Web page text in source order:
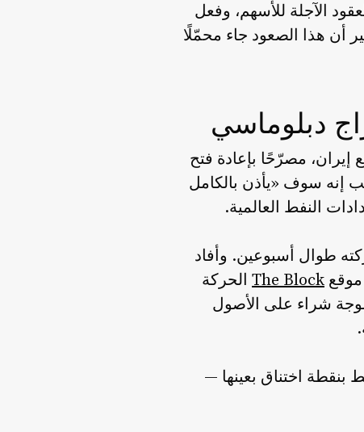
الآجلة للأسهم، وفعل
أن هذا الصعود جاء محمّلًا
دبلوماسي
مصرّحًا بإعادة فتح
إنه سوف «يأذن بالكامل
النفط العالمية.
طوال أسبوعين. وأفاد
The Block الحركة
شراء على الأصول
اختناق بعينها —